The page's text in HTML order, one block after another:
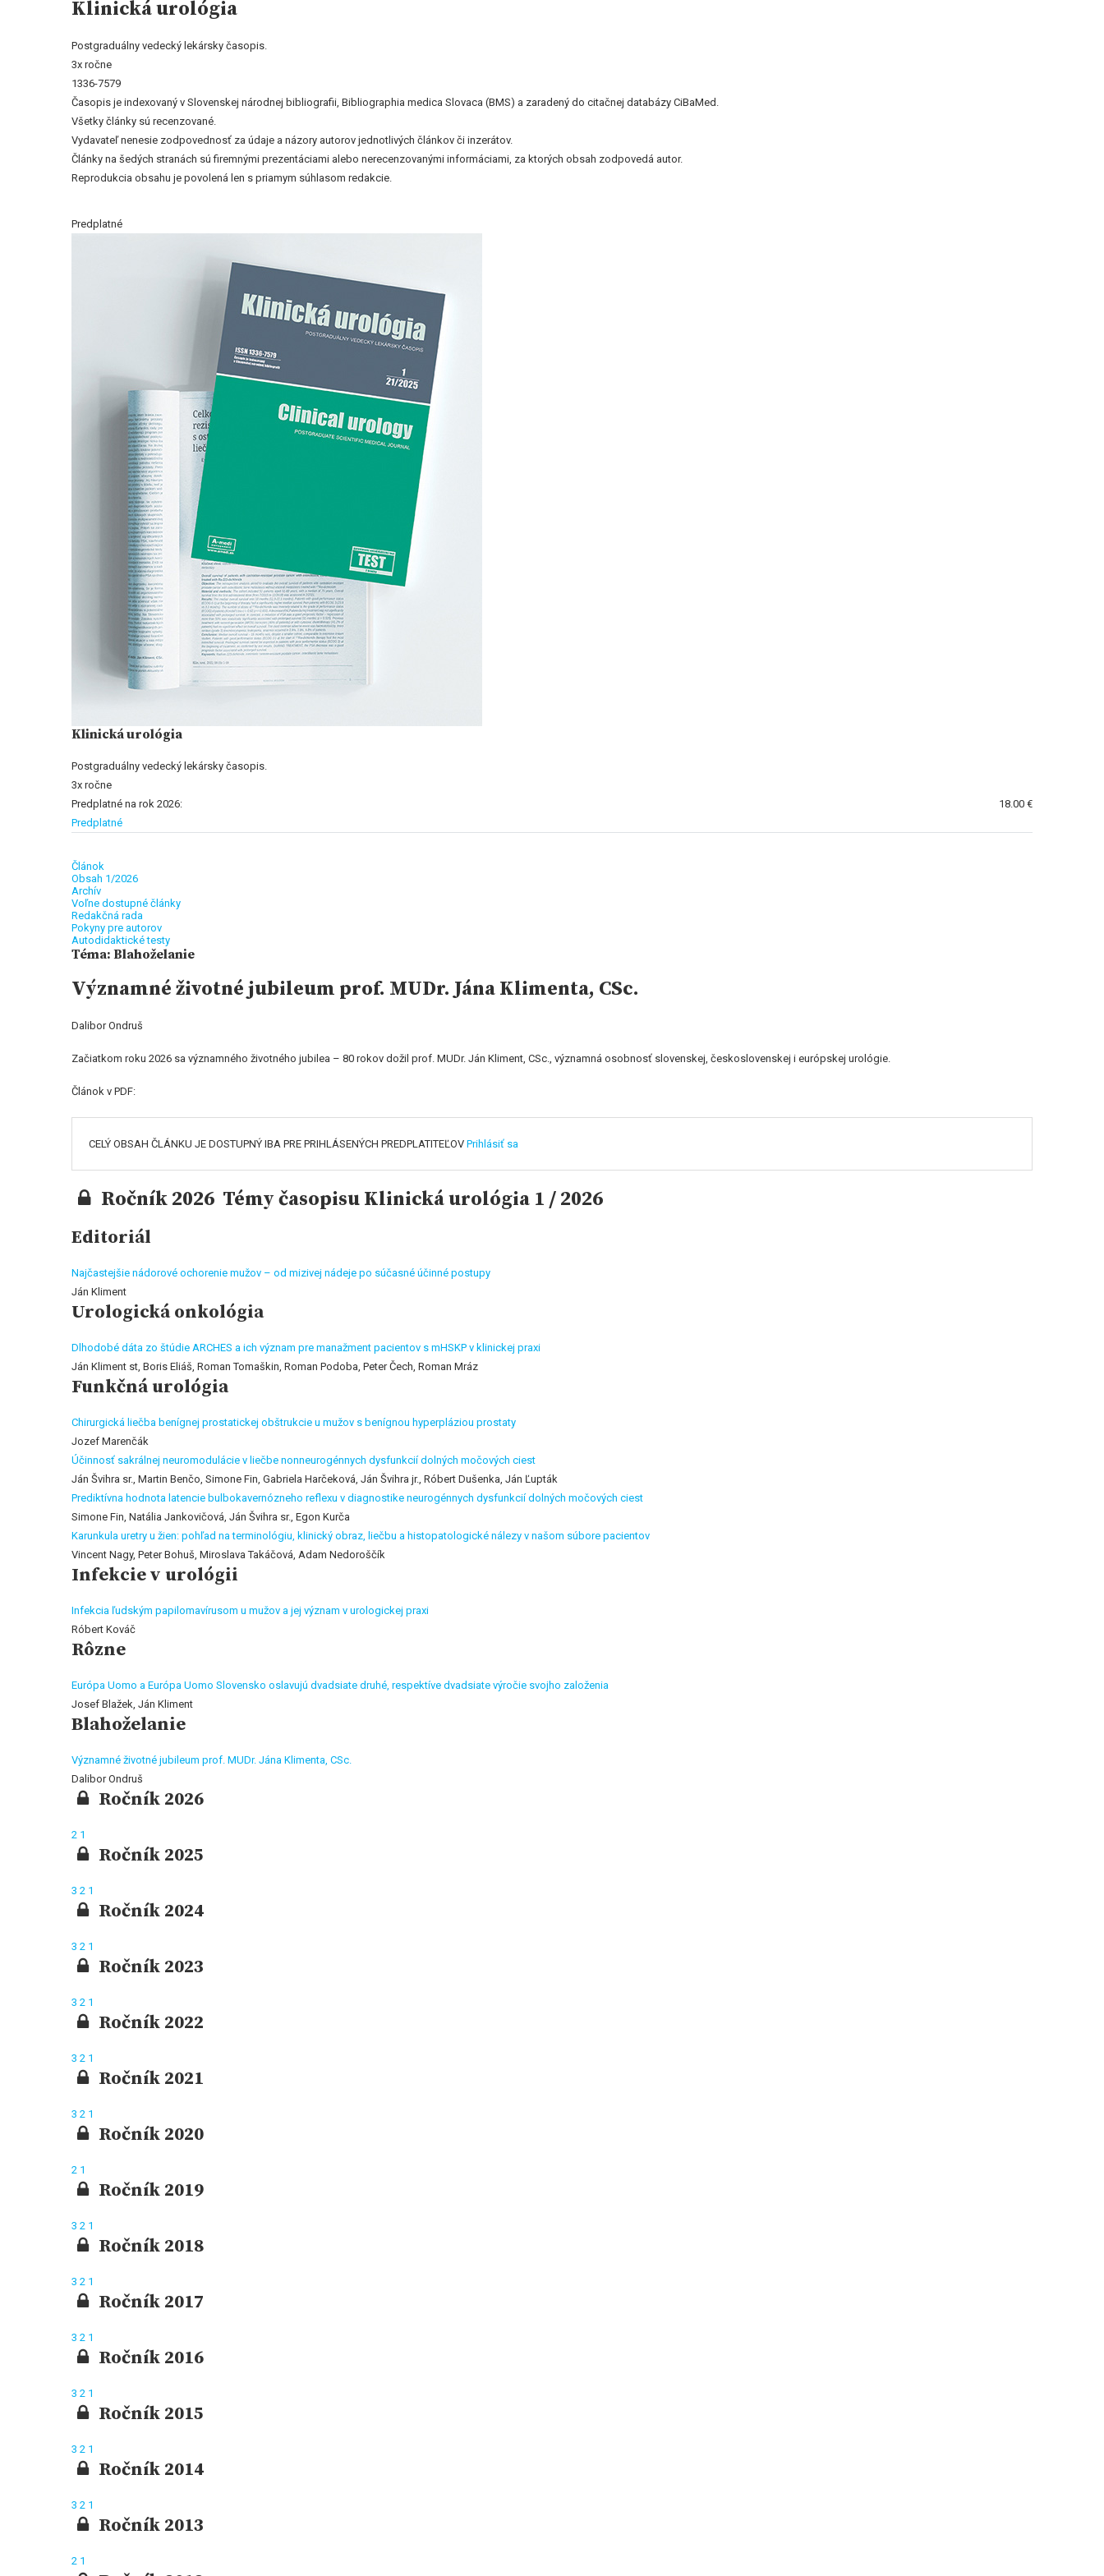
Klinická urológia
Postgraduálny vedecký lekársky časopis.
3x ročne
1336-7579
Časopis je indexovaný v Slovenskej národnej bibliografii, Bibliographia medica Slovaca (BMS) a zaradený do citačnej databázy CiBaMed.
Všetky články sú recenzované.
Vydavateľ nenesie zodpovednosť za údaje a názory autorov jednotlivých článkov či inzerátov.
Články na šedých stranách sú firemnými prezentáciami alebo nerecenzovanými informáciami, za ktorých obsah zodpovedá autor.
Reprodukcia obsahu je povolená len s priamym súhlasom redakcie.
Predplatné
Klinická urológia
Postgraduálny vedecký lekársky časopis.
3x ročne
Predplatné na rok 2026:
18.00 €
Predplatné
Článok
Obsah 1/2026
Archív
Voľne dostupné články
Redakčná rada
Pokyny pre autorov
Autodidaktické testy
Téma: Blahoželanie
Významné životné jubileum prof. MUDr. Jána Klimenta, CSc.
Dalibor Ondruš
Začiatkom roku 2026 sa významného životného jubilea – 80 rokov dožil prof. MUDr. Ján Kliment, CSc., významná osobnosť slovenskej, československej i európskej urológie.
Článok v PDF:
CELÝ OBSAH ČLÁNKU JE DOSTUPNÝ IBA PRE PRIHLÁSENÝCH PREDPLATITEĽOV Prihlásiť sa
Ročník 2026 Témy časopisu Klinická urológia 1 / 2026
Editoriál
Najčastejšie nádorové ochorenie mužov – od mizivej nádeje po súčasné účinné postupy
Ján Kliment
Urologická onkológia
Dlhodobé dáta zo štúdie ARCHES a ich význam pre manažment pacientov s mHSKP v klinickej praxi
Ján Kliment st, Boris Eliáš, Roman Tomaškin, Roman Podoba, Peter Čech, Roman Mráz
Funkčná urológia
Chirurgická liečba benígnej prostatickej obštrukcie u mužov s benígnou hyperpláziou prostaty
Jozef Marenčák
Účinnosť sakrálnej neuromodulácie v liečbe nonneurogénnych dysfunkcií dolných močových ciest
Ján Švihra sr., Martin Benčo, Simone Fin, Gabriela Harčeková, Ján Švihra jr., Róbert Dušenka, Ján Ľupták
Prediktívna hodnota latencie bulbokavernózneho reflexu v diagnostike neurogénnych dysfunkcií dolných močových ciest
Simone Fin, Natália Jankovičová, Ján Švihra sr., Egon Kurča
Karunkula uretry u žien: pohľad na terminológiu, klinický obraz, liečbu a histopatologické nálezy v našom súbore pacientov
Vincent Nagy, Peter Bohuš, Miroslava Takáčová, Adam Nedoroščík
Infekcie v urológii
Infekcia ľudským papilomavírusom u mužov a jej význam v urologickej praxi
Róbert Kováč
Rôzne
Európa Uomo a Európa Uomo Slovensko oslavujú dvadsiate druhé, respektíve dvadsiate výročie svojho založenia
Josef Blažek, Ján Kliment
Blahoželanie
Významné životné jubileum prof. MUDr. Jána Klimenta, CSc.
Dalibor Ondruš
Ročník 2026
2 1
Ročník 2025
3 2 1
Ročník 2024
3 2 1
Ročník 2023
3 2 1
Ročník 2022
3 2 1
Ročník 2021
3 2 1
Ročník 2020
2 1
Ročník 2019
3 2 1
Ročník 2018
3 2 1
Ročník 2017
3 2 1
Ročník 2016
3 2 1
Ročník 2015
3 2 1
Ročník 2014
3 2 1
Ročník 2013
2 1